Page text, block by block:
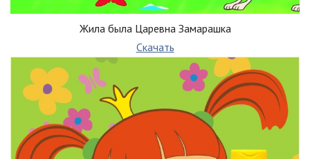
Жила была Царевна Замарашка
Скачать